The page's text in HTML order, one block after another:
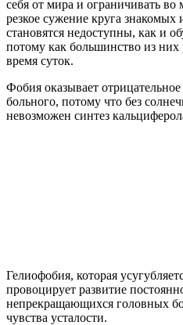
себя от мира и ограничивать
резкое сужение круга
становятся недоступны, как и
потому как большинство из них
время суток.
Фобия оказывает
больного, потому что без
невозможен синтез
Гелиофобия, которая
провоцирует развитие
непрекращающихся головных
чувства усталости.